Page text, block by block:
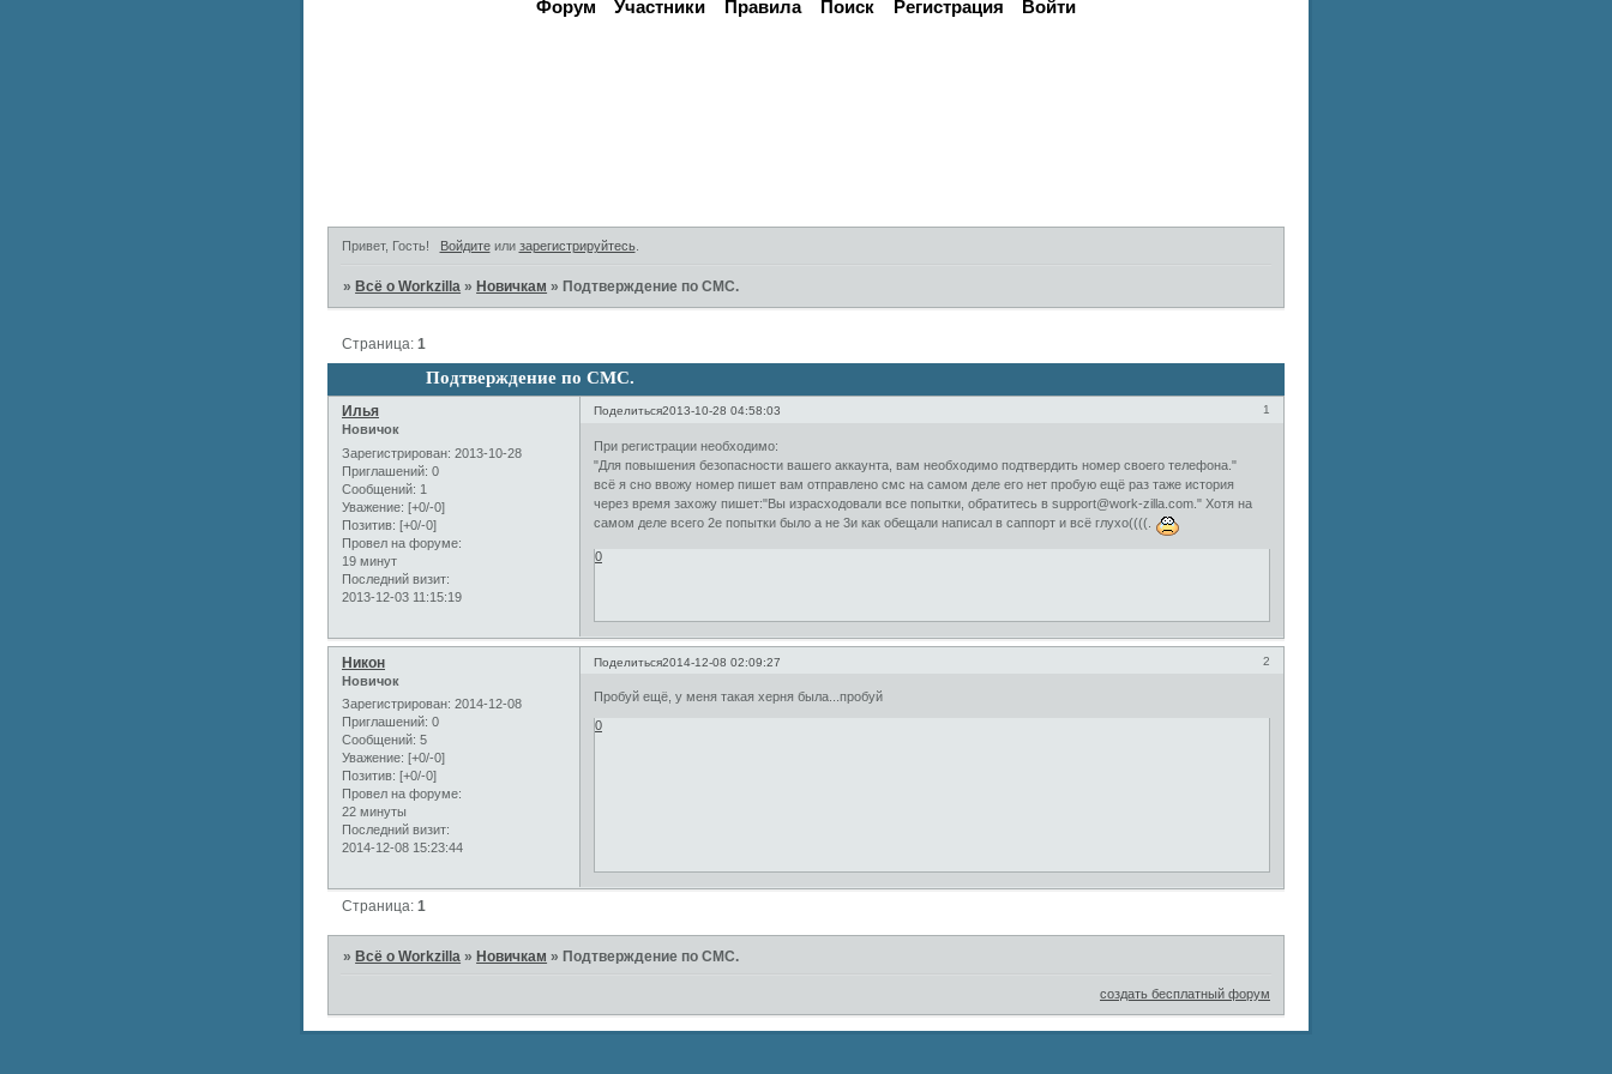
Форум Участники Правила Поиск Регистрация Войти
Привет, Гость! Войдитеили зарегистрируйтесь.
» Всё о Workzilla » Новичкам » Подтверждение по СМС.
Подтверждение по СМС.
Страница:1
Поделиться 1
2013-10-28 04:58:03
Илья
Новичок
Зарегистрирован: 2013-10-28
Приглашений: 0
Сообщений: 1
Уважение: [+0/-0]
Позитив: [+0/-0]
Провел на форуме:
19 минут
Последний визит:
2013-12-03 11:15:19
При регистрации необходимо:
"Для повышения безопасности вашего аккаунта, вам необходимо подтвердить номер своего телефона."
всё я сно ввожу номер пишет вам отправлено смс на самом деле его нет пробую ещё раз таже история
через время захожу пишет:"Вы израсходовали все попытки, обратитесь в support@work-zilla.com." Хотя на
самом деле всего 2е попытки было а не 3и как обещали написал в саппорт и всё глухо((((.
0
Поделиться 2
2014-12-08 02:09:27
Никон
Новичок
Зарегистрирован: 2014-12-08
Приглашений: 0
Сообщений: 5
Уважение: [+0/-0]
Позитив: [+0/-0]
Провел на форуме:
22 минуты
Последний визит:
2014-12-08 15:23:44
Пробуй ещё, у меня такая херня была...пробуй
0
Страница:1
»Всё о Workzilla »Новичкам »Подтверждение по СМС.
создать бесплатный форум